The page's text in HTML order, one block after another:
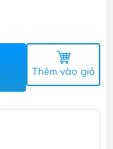
Thêm vào giỏ